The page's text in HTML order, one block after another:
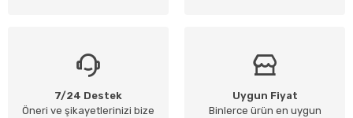
7/24 Destek
Öneri ve şikayetlerinizi bize
Uygun Fiyat
Binlerce ürün en uygun